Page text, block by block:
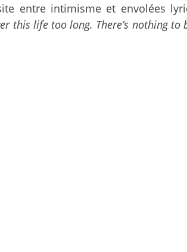
entre intimisme et envolées
this life too long. There’s nothing